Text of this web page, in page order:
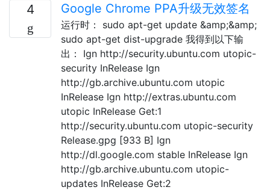
4 Google Chrome PPA升级无效签名
运行时： sudo apt-get update &amp;&amp;
sudo apt-get dist-upgrade 我得到以下输
出： Ign http://security.ubuntu.com utopic-
security InRelease Ign
http://gb.archive.ubuntu.com utopic
InRelease Ign http://extras.ubuntu.com
utopic InRelease Get:1
http://security.ubuntu.com utopic-security
Release.gpg [933 B] Ign
http://dl.google.com stable InRelease Ign
http://gb.archive.ubuntu.com utopic-
updates InRelease Get:2